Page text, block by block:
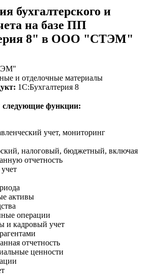
бухгалтерского и
на базе ПП
8" в ООО "СТЭМ"
и отделочные материалы
1С:Бухгалтерия 8
функции:
учет, мониторинг
налоговый, бюджетный, включая
отчетность
активы
операции
и кадровый учет
отчетность
ценности